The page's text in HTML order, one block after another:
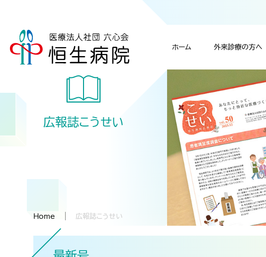
ホーム 外来診療の方へ
診療科のご案内
脳神経外科／脳神経内科
放射線科
入院・面会のご案内
入院について
当院について
理事長挨拶
施設概要・基準と沿革
個人情報保護について
医療安全管理業務指針
採用情報
教育・研修について
広報誌こうせい
Home 広報誌こうせい